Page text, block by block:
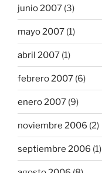
junio 2007 (3)
mayo 2007 (1)
abril 2007 (1)
febrero 2007 (6)
enero 2007 (9)
noviembre 2006 (2)
septiembre 2006 (1)